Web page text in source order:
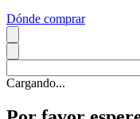
Dónde comprar
Cargando...